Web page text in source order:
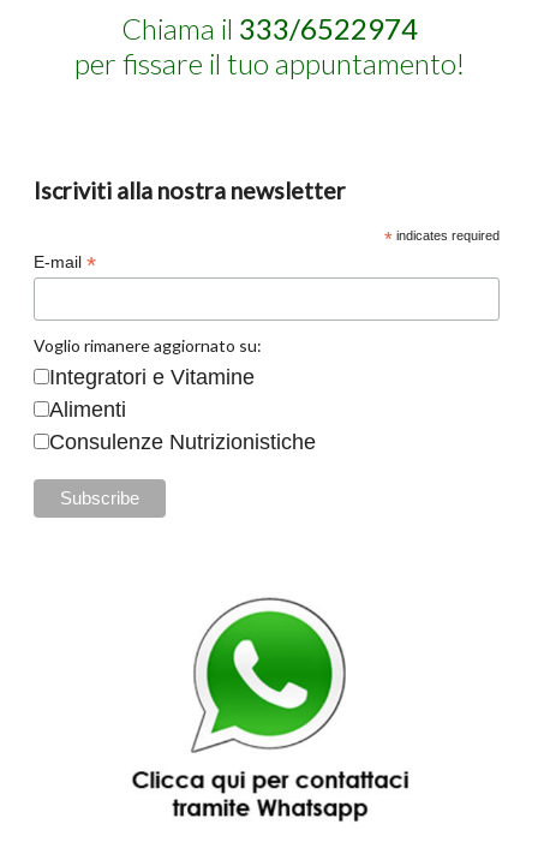
Chiama il 333/6522974
per fissare il tuo appuntamento!
Iscriviti alla nostra newsletter
* indicates required
E-mail *
Voglio rimanere aggiornato su:
Integratori e Vitamine
Alimenti
Consulenze Nutrizionistiche